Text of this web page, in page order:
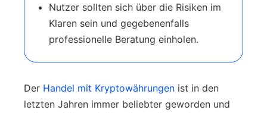
Nutzer sollten sich über die Risiken im
Klaren sein und gegebenenfalls
professionelle Beratung einholen.
Der Handel mit Kryptowährungen ist in den
letzten Jahren immer beliebter geworden und